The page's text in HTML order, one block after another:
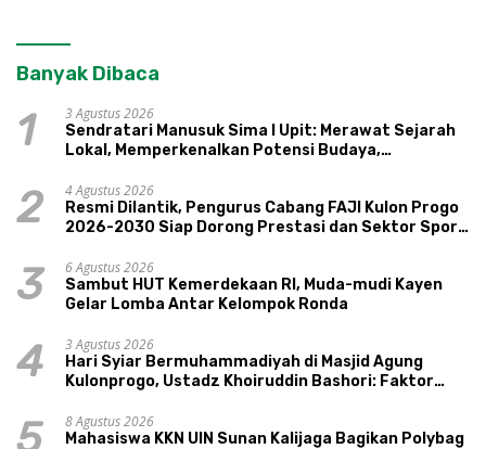
Banyak Dibaca
1
3 Agustus 2026
Sendratari Manusuk Sima I Upit: Merawat Sejarah
Lokal, Memperkenalkan Potensi Budaya,
2
4 Agustus 2026
Resmi Dilantik, Pengurus Cabang FAJI Kulon Progo
2026-2030 Siap Dorong Prestasi dan Sektor Sport
3
6 Agustus 2026
Sambut HUT Kemerdekaan RI, Muda-mudi Kayen
Gelar Lomba Antar Kelompok Ronda
4
3 Agustus 2026
Hari Syiar Bermuhammadiyah di Masjid Agung
Kulonprogo, Ustadz Khoiruddin Bashori: Faktor
5
8 Agustus 2026
Mahasiswa KKN UIN Sunan Kalijaga Bagikan Polybag